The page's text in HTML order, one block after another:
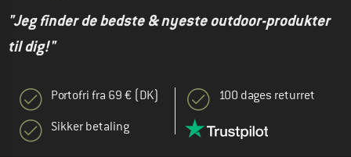
"Jeg finder de bedste & nyeste outdoor-produkter
til dig!"
Portofri fra 69 € (DK)
Sikker betaling
100 dages returret